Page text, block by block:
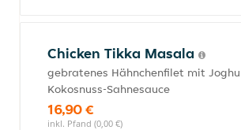
Chicken Tikka Masala
gebratenes Hähnchenfilet mit
Kokosnuss-Sahnesauce
16,90 €
inkl. Pfand (0,00 €)